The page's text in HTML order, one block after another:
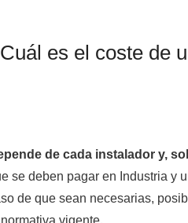
es el coste de
de cada instalador y,
se deben pagar en Industria y
de que sean necesarias,
normativa vigente.